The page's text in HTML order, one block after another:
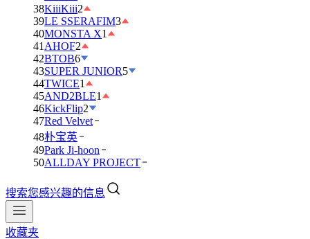
38KiiiKiii2
39LE SSERAFIM3
40MONSTA X1
41 AHOF2
42BTOB6
43SUPER JUNIOR5
44TWICE1
45AND2BLE1
46KickFlip2
47Red Velvet
48朴宝英
49Park Ji-hoon
50ALLDAY PROJECT
搜索您感兴趣的信息
收藏夹